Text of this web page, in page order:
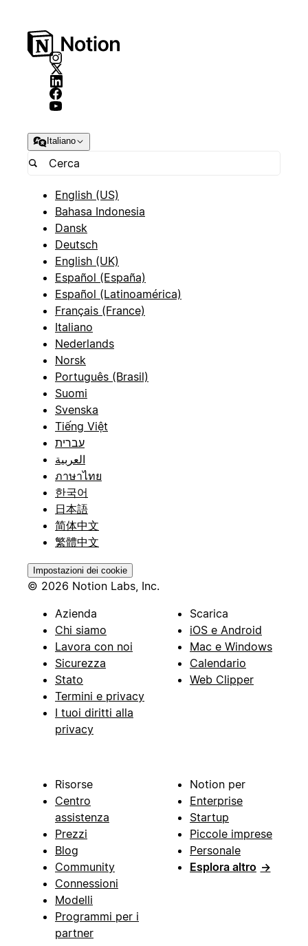
Italiano
English (US)
Bahasa Indonesia
Dansk
Deutsch
English (UK)
Español (España)
Español (Latinoamérica)
Français (France)
Italiano
Nederlands
Norsk
Português (Brasil)
Suomi
Svenska
Tiếng Việt
עברית
العربية
ภาษาไทย
한국어
日本語
简体中文
繁體中文
Impostazioni dei cookie
© 2026 Notion Labs, Inc.
Azienda
Chi siamo
Lavora con noi
Sicurezza
Stato
Termini e privacy
I tuoi diritti alla
privacy
Scarica
iOS e Android
Mac e Windows
Calendario
Web Clipper
Risorse
Centro
assistenza
Prezzi
Blog
Community
Connessioni
Modelli
Programmi per i
partner
Notion per
Enterprise
Startup
Piccole imprese
Personale
Esplora altro →